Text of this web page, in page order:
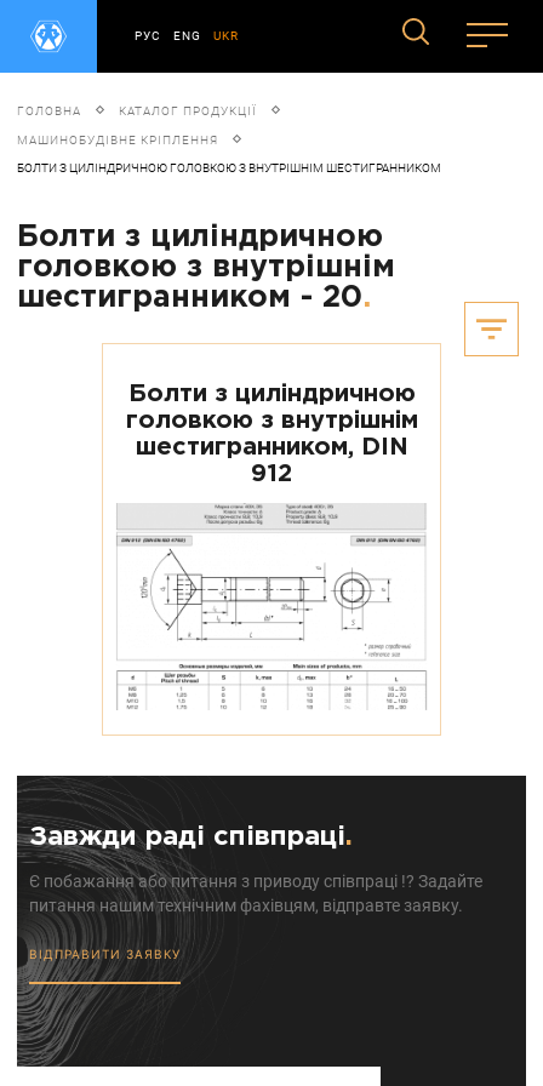
РУС ENG UKR
ГОЛОВНА КАТАЛОГ ПРОДУКЦІЇ
МАШИНОБУДІВНЕ КРІПЛЕННЯ
БОЛТИ З ЦИЛІНДРИЧНОЮ ГОЛОВКОЮ З ВНУТРІШНІМ ШЕСТИГРАННИКОМ
Болти з циліндричною
головкою з внутрішнім
шестигранником - 20.
Болти з циліндричною
головкою з внутрішнім
шестигранником, DIN
912
Завжди раді співпраці.
Є побажання або питання з приводу співпраці !? Задайте
питання нашим технічним фахівцям, відправте заявку.
ВІДПРАВИТИ ЗАЯВКУ